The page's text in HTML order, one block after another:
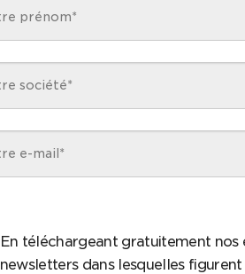
En téléchargeant gratuitement
newsletters dans lesquelles